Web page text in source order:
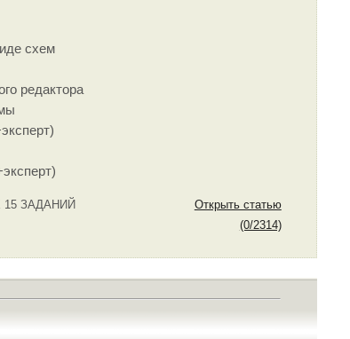
схем
редактора
15 ЗАДАНИЙ
Открыть статью
(0/2314)